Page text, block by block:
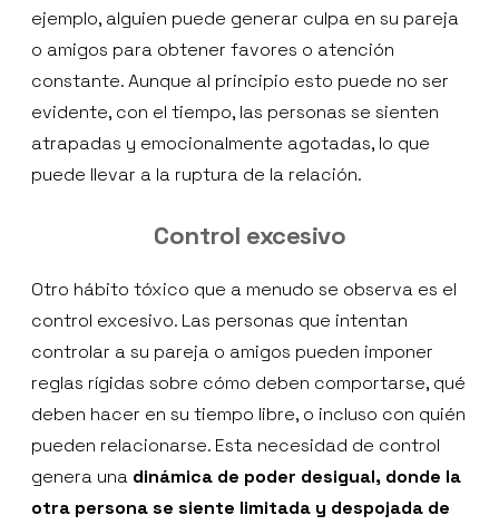
ejemplo, alguien puede generar culpa en su pareja
o amigos para obtener favores o atención
constante. Aunque al principio esto puede no ser
evidente, con el tiempo, las personas se sienten
atrapadas y emocionalmente agotadas, lo que
puede llevar a la ruptura de la relación.
Control excesivo
Otro hábito tóxico que a menudo se observa es el
control excesivo. Las personas que intentan
controlar a su pareja o amigos pueden imponer
reglas rígidas sobre cómo deben comportarse, qué
deben hacer en su tiempo libre, o incluso con quién
pueden relacionarse. Esta necesidad de control
genera una dinámica de poder desigual, donde la
otra persona se siente limitada y despojada de